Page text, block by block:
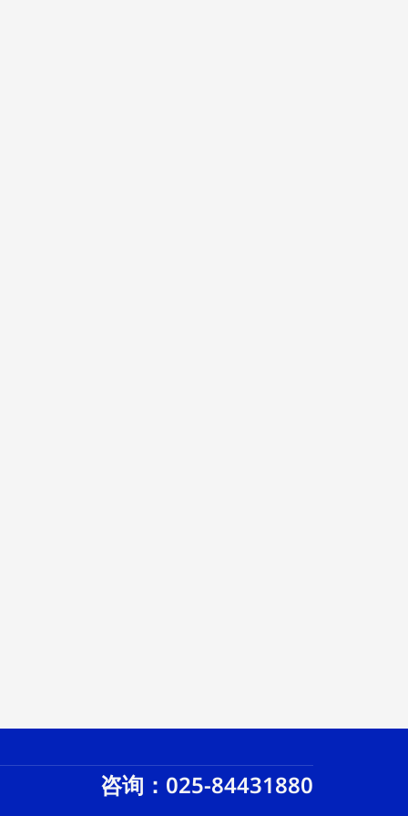
咨询：025-84431880